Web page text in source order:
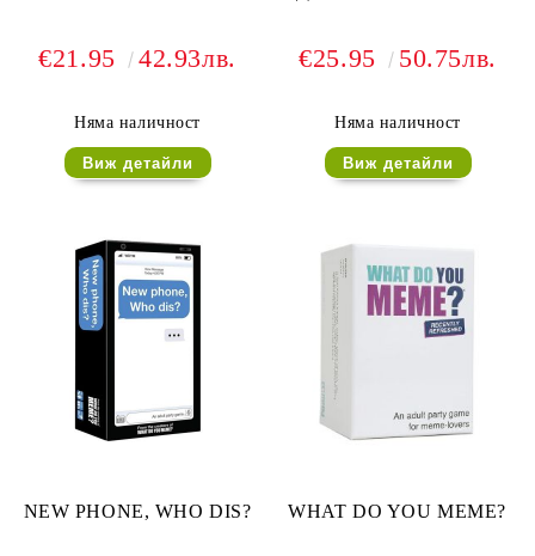
€21.95 42.93лв.
Няма наличност
Виж детайли
€25.95 50.75лв.
Няма наличност
Виж детайли
NEW PHONE, WHO DIS? WHAT DO YOU MEME?